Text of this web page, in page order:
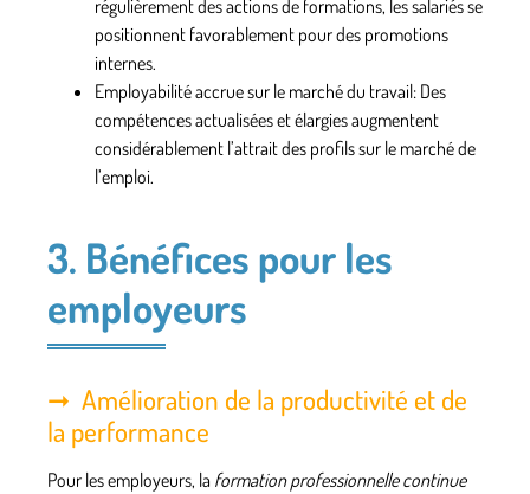
régulièrement des actions de formations, les salariés se
positionnent favorablement pour des promotions
internes.
Employabilité accrue sur le marché du travail: Des
compétences actualisées et élargies augmentent
considérablement l’attrait des profils sur le marché de
l’emploi.
3. Bénéfices pour les
employeurs
Amélioration de la productivité et de
la performance
Pour les employeurs, la formation professionnelle continue